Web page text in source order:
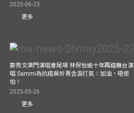
2025-06-23
更多
鄭秀文澳門演唱會尾場 林保怡逾十年再踏舞台演
唱 Sammi為抗癌吳忻熹含淚打氣：加油，唔使
怕！
2025-05-26
更多